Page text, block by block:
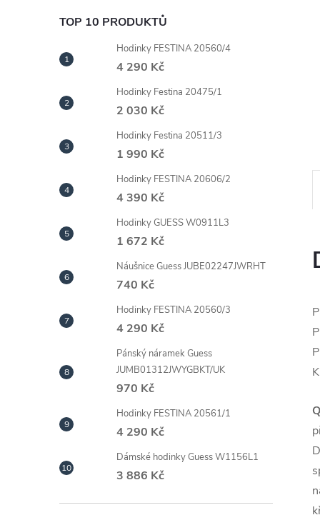
TOP 10 PRODUKTŮ
Hodinky FESTINA 20560/4
4 290 Kč
Hodinky Festina 20475/1
2 030 Kč
Hodinky Festina 20511/3
1 990 Kč
Hodinky FESTINA 20606/2
4 390 Kč
Hodinky GUESS W0911L3
1 672 Kč
Náušnice Guess JUBE02247JWRHT
740 Kč
Hodinky FESTINA 20560/3
4 290 Kč
Pánský náramek Guess
JUMB01312JWYGBKT/UK
970 Kč
Hodinky FESTINA 20561/1
4 290 Kč
Dámské hodinky Guess W1156L1
3 886 Kč